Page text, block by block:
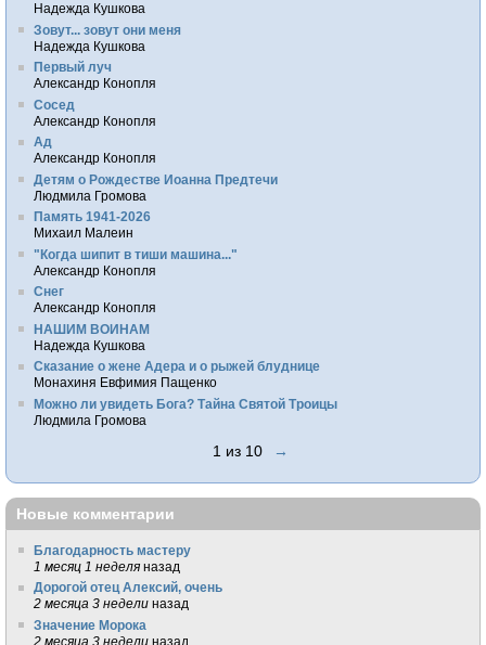
Надежда Кушкова
Зовут... зовут они меня
Надежда Кушкова
Первый луч
Александр Конопля
Сосед
Александр Конопля
Ад
Александр Конопля
Детям о Рождестве Иоанна Предтечи
Людмила Громова
Память 1941-2026
Михаил Малеин
"Когда шипит в тиши машина..."
Александр Конопля
Снег
Александр Конопля
НАШИМ ВОИНАМ
Надежда Кушкова
Сказание о жене Адера и о рыжей блуднице
Монахиня Евфимия Пащенко
Можно ли увидеть Бога? Тайна Святой Троицы
Людмила Громова
1 из 10 →
Новые комментарии
Благодарность мастеру
1 месяц 1 неделя назад
Дорогой отец Алексий, очень
2 месяца 3 недели назад
Значение Морока
2 месяца 3 недели назад